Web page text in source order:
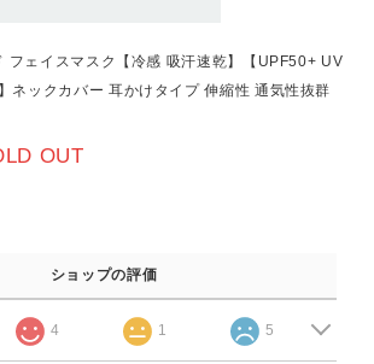
フェイスマスク【冷感 吸汗速乾】【UPF50+ UV
ネックカバー 耳かけタイプ 伸縮性 通気性抜群
OUT
ショップの評価
4 1 5